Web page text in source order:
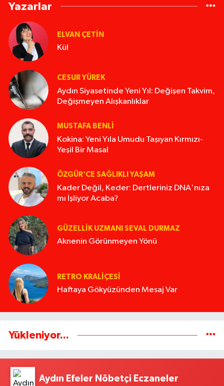
Yazarlar
ELVAN ÇETIN
Kül
CESUR YÜREK
Aydın Siyasetinde Yeni Yıl: Değişen Takvim,
Değişmeyen Alışkanlıklar
MUSTAFA BENLI
Kokina: Yeni Yıla Umudu Taşıyan Kırmızı-
Yeşil Bir Masal
ÖZGÜR'CE SAĞLIKLI YAŞAM
Kader Değil, Keder: Dertleriniz DNA'nıza
mı İşliyor Acaba?
GÜZELLIK UZMANI SEVAL DURMAZ
Aknenin Görünmeyen Yönü
RETRO KRALIÇESI
Haftaya Gökyüzünden Mesaj Var
Yükleniyor...
Aydın Efeler Nöbetçi Eczaneler